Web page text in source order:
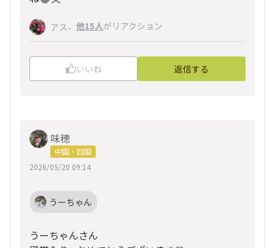
アス、 他15人がリアクション
いいね 返信する
味穂
中国・四国
2026/05/20 09:14
うーちゃん
うーちゃんさん